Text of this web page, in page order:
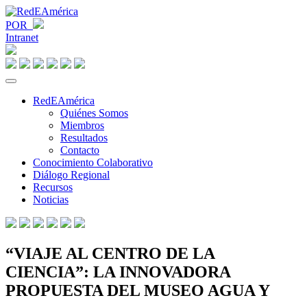
POR
Intranet
RedEAmérica
Quiénes Somos
Miembros
Resultados
Contacto
Conocimiento Colaborativo
Diálogo Regional
Recursos
Noticias
“VIAJE AL CENTRO DE LA
CIENCIA”: LA INNOVADORA
PROPUESTA DEL MUSEO AGUA Y